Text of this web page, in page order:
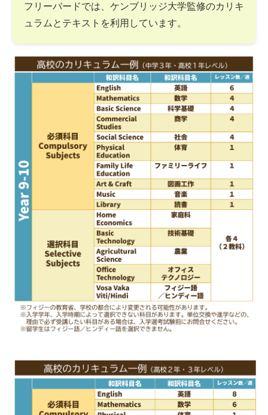
フリーバードでは、ケンブリッジ大学監修のカリキ
ュラムとテキストを利用しています。